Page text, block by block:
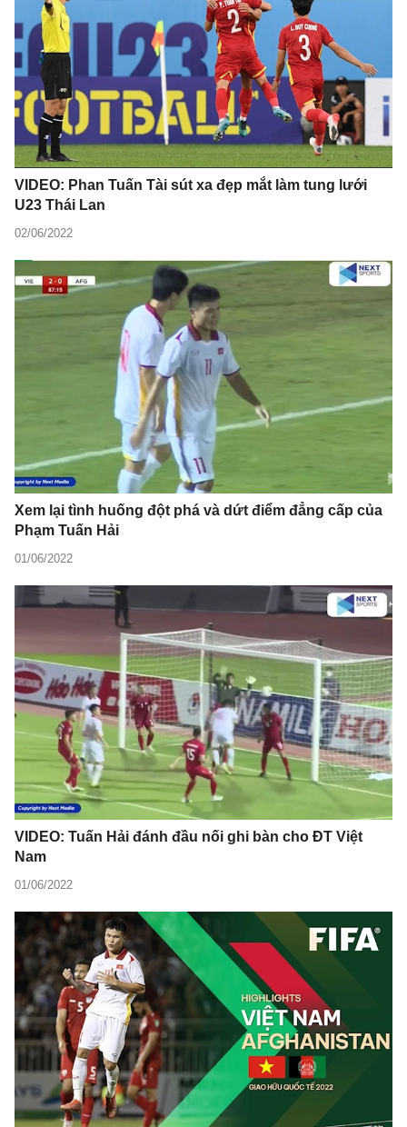
VIDEO: Phan Tuấn Tài sút xa đẹp mắt làm tung lưới
U23 Thái Lan
02/06/2022
Xem lại tình huống đột phá và dứt điểm đẳng cấp của
Phạm Tuấn Hải
01/06/2022
VIDEO: Tuấn Hải đánh đầu nối ghi bàn cho ĐT Việt
Nam
01/06/2022